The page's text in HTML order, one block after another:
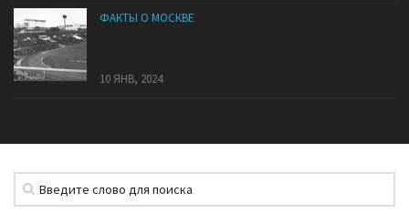
ФАКТЫ О МОСКВЕ
10 ЯНВ, 2024